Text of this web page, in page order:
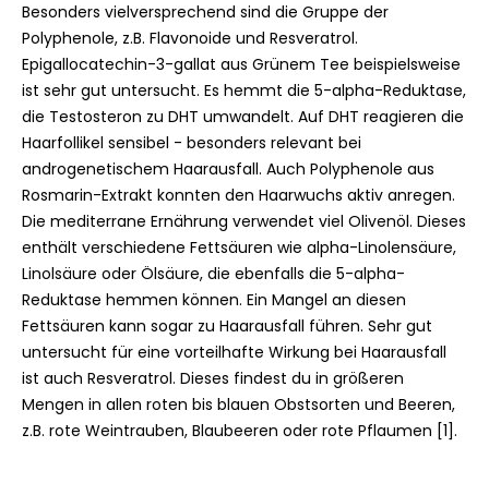
Besonders vielversprechend sind die Gruppe der
Polyphenole, z.B. Flavonoide und Resveratrol.
Epigallocatechin-3-gallat aus Grünem Tee beispielsweise
ist sehr gut untersucht. Es hemmt die 5-alpha-Reduktase,
die Testosteron zu DHT umwandelt. Auf DHT reagieren die
Haarfollikel sensibel - besonders relevant bei
androgenetischem Haarausfall. Auch Polyphenole aus
Rosmarin-Extrakt konnten den Haarwuchs aktiv anregen.
Die mediterrane Ernährung verwendet viel Olivenöl. Dieses
enthält verschiedene Fettsäuren wie alpha-Linolensäure,
Linolsäure oder Ölsäure, die ebenfalls die 5-alpha-
Reduktase hemmen können. Ein Mangel an diesen
Fettsäuren kann sogar zu Haarausfall führen. Sehr gut
untersucht für eine vorteilhafte Wirkung bei Haarausfall
ist auch Resveratrol. Dieses findest du in größeren
Mengen in allen roten bis blauen Obstsorten und Beeren,
z.B. rote Weintrauben, Blaubeeren oder rote Pflaumen [1].